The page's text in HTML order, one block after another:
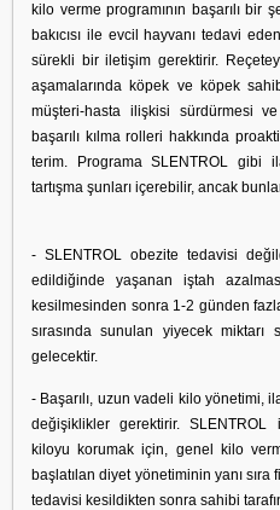
kilo verme programının başarılı bir
bakıcısı ile evcil hayvanı tedavi
sürekli bir iletişim gerektirir.
aşamalarında köpek ve köpek
müşteri-hasta ilişkisi sürdürmesi
başarılı kılma rolleri hakkında
terim. Programa SLENTROL gibi
tartışma şunları içerebilir, ancak
- SLENTROL obezite tedavisi
edildiğinde yaşanan iştah
kesilmesinden sonra 1-2 günden
sırasında sunulan yiyecek miktarı
gelecektir.
- Başarılı, uzun vadeli kilo yönetimi,
değişiklikler gerektirir.
kiloyu korumak için, genel kilo
başlatılan diyet yönetiminin yanı
tedavisi kesildikten sonra sahibi